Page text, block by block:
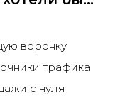
воронку
трафика
с нуля